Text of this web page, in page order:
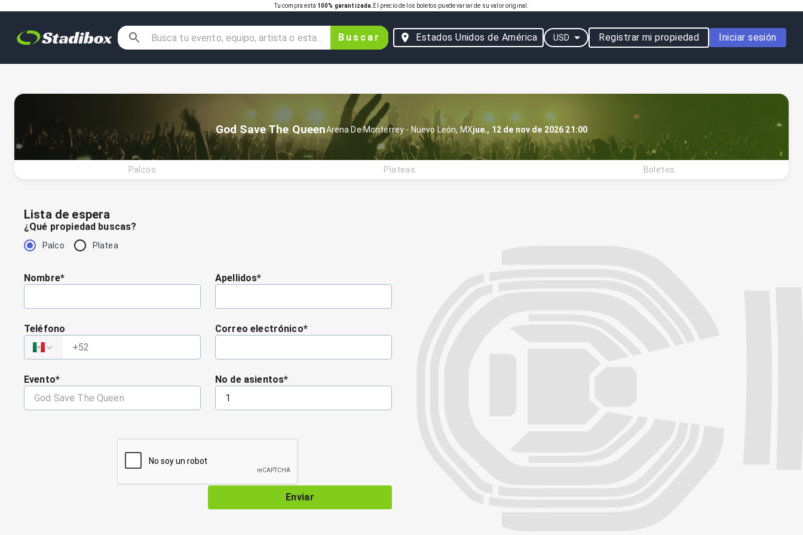
Tu compra está 100% garantizada. El precio de los boletos puede variar de su valor original.
Buscar Estados Unidos de América USD Registrar mi propiedad Iniciar sesión
God Save The QueenArena De Monterrey - Nuevo León, MXjue., 12 de nov de 2026 21:00
Palcos Plateas Boletos
Lista de espera
¿Qué propiedad buscas?
Palco Platea
Nombre* Apellidos*
Teléfono
+52
Correo electrónico*
Evento* No de asientos*
Enviar